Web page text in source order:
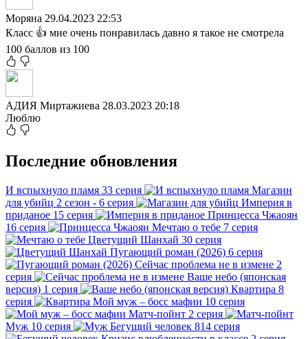
Моряна 29.04.2023 22:53
Класс 👍 мне очень понравилась давно я такое не смотрела
100 баллов из 100
АДИЯ Миртажиева 28.03.2023 20:18
Люблю
Последние обновления
И вспыхнуло пламя 33 серия
Магазин
для убийц 2 сезон - 6 серия
Империя в
приданое 15 серия
Принцесса Чжаоян
16 серия
Мечтаю о тебе 7 серия
Цветущий Шанхай 30 серия
Пугающий роман (2026) 6 серия
Сейчас проблема не в измене 2
серия
Ваше небо (японская
версия) 1 серия Квартира 8
серия
Мой муж – босс мафии 10 серия
Матч-пойнт 2 серия
Муж 10 серия Бегущий человек 814 серия